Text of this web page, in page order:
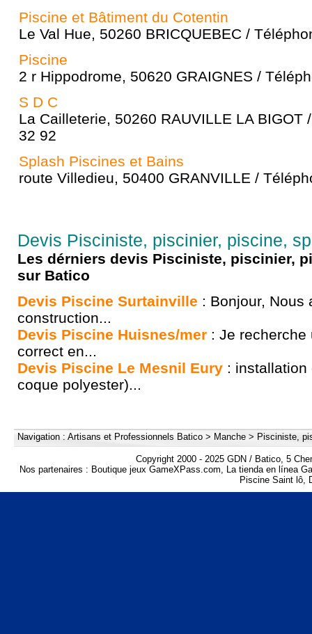
Piscine et Bâtiment du Cotentin
Le Val Hue, 50260 BRICQUEBEC /
Piscine
2 r Hippodrome, 50620 GRAIGNES /
S D C
La Cailleterie, 50260 RAUVILLE LA BIGOT
32 92
Splash Piscines et Bains
route Villedieu, 50400 GRANVILLE /
Devis Pisciniste, piscinier, piscine,
Les dérniers devis Pisciniste, piscinier,
sur Batico
Devis Piscine Surtainville : Bonjour, Nous
construction...
Devis Piscine Huisnes/mer : Je
correct en...
Devis Piscine Le Mesnil Eury :
coque polyester)...
Navigation : Artisans et Professionnels Batico > Manche > Pisciniste,
Copyright 2000 - 2025 GDN / Batico, 5
Nos partenaires : Boutique jeux GameXPass.com, La tienda en línea
Piscine Saint lô,